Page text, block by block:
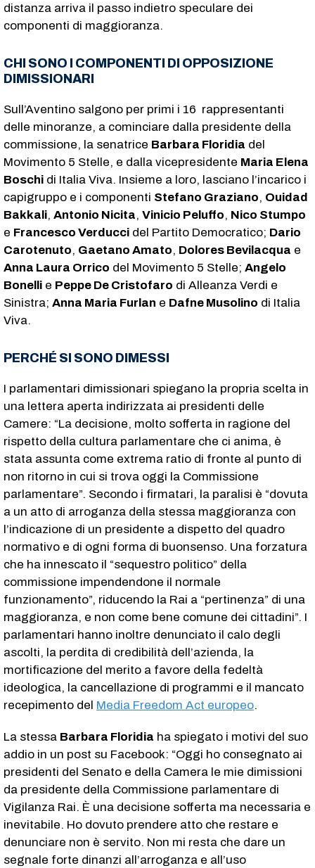
distanza arriva il passo indietro speculare dei
componenti di maggioranza.
CHI SONO I COMPONENTI DI OPPOSIZIONE
DIMISSIONARI
Sull’Aventino salgono per primi i 16 rappresentanti
delle minoranze, a cominciare dalla presidente della
commissione, la senatrice Barbara Floridia del
Movimento 5 Stelle, e dalla vicepresidente Maria Elena
Boschi di Italia Viva. Insieme a loro, lasciano l’incarico i
capigruppo e i componenti Stefano Graziano, Ouidad
Bakkali, Antonio Nicita, Vinicio Peluffo, Nico Stumpo
e Francesco Verducci del Partito Democratico; Dario
Carotenuto, Gaetano Amato, Dolores Bevilacqua e
Anna Laura Orrico del Movimento 5 Stelle; Angelo
Bonelli e Peppe De Cristofaro di Alleanza Verdi e
Sinistra; Anna Maria Furlan e Dafne Musolino di Italia
Viva.
PERCHÉ SI SONO DIMESSI
I parlamentari dimissionari spiegano la propria scelta in
una lettera aperta indirizzata ai presidenti delle
Camere: “La decisione, molto sofferta in ragione del
rispetto della cultura parlamentare che ci anima, è
stata assunta come extrema ratio di fronte al punto di
non ritorno in cui si trova oggi la Commissione
parlamentare”. Secondo i firmatari, la paralisi è “dovuta
a un atto di arroganza della stessa maggioranza con
l’indicazione di un presidente a dispetto del quadro
normativo e di ogni forma di buonsenso. Una forzatura
che ha innescato il “sequestro politico” della
commissione impendendone il normale
funzionamento”, riducendo la Rai a “pertinenza” di una
maggioranza, e non come bene comune dei cittadini”. I
parlamentari hanno inoltre denunciato il calo degli
ascolti, la perdita di credibilità dell’azienda, la
mortificazione del merito a favore della fedeltà
ideologica, la cancellazione di programmi e il mancato
recepimento del Media Freedom Act europeo.
La stessa Barbara Floridia ha spiegato i motivi del suo
addio in un post su Facebook: “Oggi ho consegnato ai
presidenti del Senato e della Camera le mie dimissioni
da presidente della Commissione parlamentare di
Vigilanza Rai. È una decisione sofferta ma necessaria e
inevitabile. Ho dovuto prendere atto che restare e
denunciare non è servito. Non mi resta che dare un
segnale forte dinanzi all’arroganza e all’uso